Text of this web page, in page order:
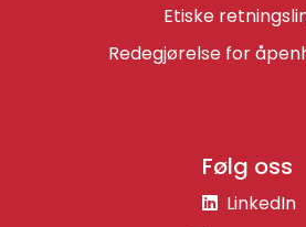
Etiske
Redegjørelse for
Følg oss
LinkedIn